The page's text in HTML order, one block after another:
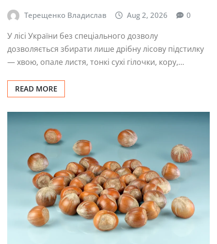
Терещенко Владислав Aug 2, 2026 0
У лісі України без спеціального дозволу
дозволяється збирати лише дрібну лісову підстилку
— хвою, опале листя, тонкі сухі гілочки, кору,…
READ MORE